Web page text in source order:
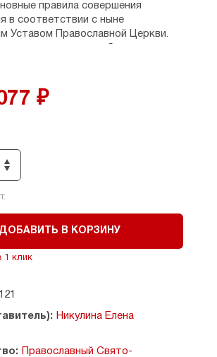
правила совершения
в соответствии с ныне
Уставом Православной Церкви.
раскрыты особенности
выдающиеся образцы
гимнографии.
образования, богословских
просветительских центров
школ, а также всем начинающих
богослужение
₽
ДОБАВИТЬ В КОРЗИНУ
1 клик
Никулина Елена
Православный Свято-